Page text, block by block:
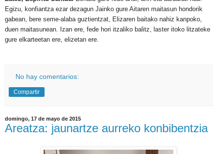
Egizu, konfiantza ezar dezagun Jainko gure Aitaren maitasun hondorik
gabean, bere seme-alaba guztientzat, Elizaren baitako nahiz kanpoko,
duen maitasunean. Izan ere, fede hori itzaliko balitz, laster itoko litzateke
gure elkarteetan ere, elizetan ere.
No hay comentarios:
Compartir
domingo, 17 de mayo de 2015
Areatza: jaunartze aurreko konbibentzia